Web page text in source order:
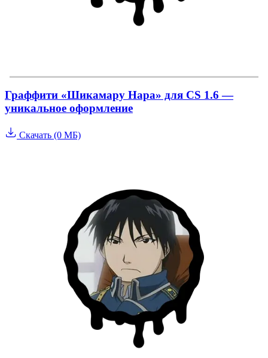
Граффити «Шикамару Нара» для CS 1.6 —
уникальное оформление
Скачать (0 МБ)